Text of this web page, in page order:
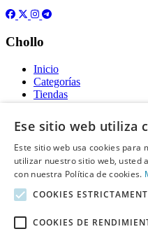
Chollo
Inicio
Categorías
Tiendas
Gratis
Acerca de
Sobre nosotros
Contacto
Información legal
Ese sitio web utiliza
Este sitio web usa cookies para
utilizar nuestro sitio web, usted
con nuestra Política de cookies.
COOKIES
COOKIES DE